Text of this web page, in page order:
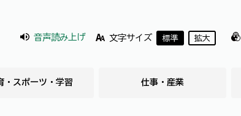
音声読み上げ 文字サイズ 標準 拡大
・スポーツ・学習 仕事・産業